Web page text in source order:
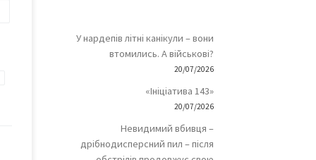
У нардепів літні канікули – вони
втомились. А військові?
20/07/2026
«Ініціатива 143»
20/07/2026
Невидимий вбивця –
дрібнодисперсний пил – після